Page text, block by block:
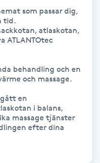
som passar dig,
tid.
atlaskotan,
ATLANTOtec
och massage.
en
i balans,
massage tjänster
efter dina